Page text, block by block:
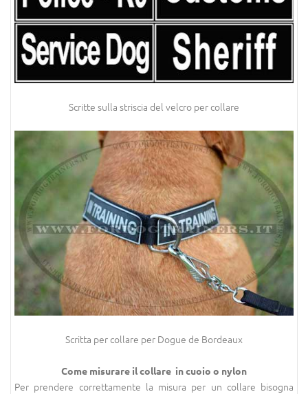
Scritte sulla striscia del velcro per collare
Scritta per collare per Dogue de Bordeaux
Come misurare il collare in cuoio o nylon
Per prendere correttamente la misura per un collare bisogna